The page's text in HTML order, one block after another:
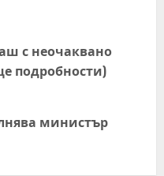
с неочаквано
подробности)
министър